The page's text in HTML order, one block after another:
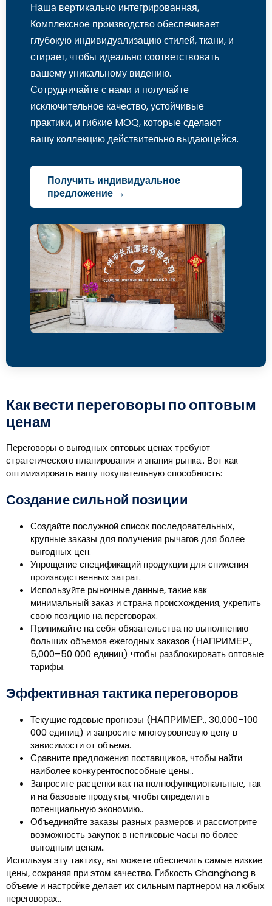
Наша вертикально интегрированная,
Комплексное производство обеспечивает
глубокую индивидуализацию стилей, ткани, и
стирает, чтобы идеально соответствовать
вашему уникальному видению.
Сотрудничайте с нами и получайте
исключительное качество, устойчивые
практики, и гибкие MOQ, которые сделают
вашу коллекцию действительно выдающейся.
Получить индивидуальное
предложение →
Как вести переговоры по оптовым
ценам
Переговоры о выгодных оптовых ценах требуют
стратегического планирования и знания рынка.. Вот как
оптимизировать вашу покупательную способность:
Создание сильной позиции
Создайте послужной список последовательных,
крупные заказы для получения рычагов для более
выгодных цен.
Упрощение спецификаций продукции для снижения
производственных затрат.
Используйте рыночные данные, такие как
минимальный заказ и страна происхождения, укрепить
свою позицию на переговорах.
Принимайте на себя обязательства по выполнению
больших объемов ежегодных заказов (НАПРИМЕР.,
5,000–50 000 единиц) чтобы разблокировать оптовые
тарифы.
Эффективная тактика переговоров
Текущие годовые прогнозы (НАПРИМЕР., 30,000–100
000 единиц) и запросите многоуровневую цену в
зависимости от объема.
Сравните предложения поставщиков, чтобы найти
наиболее конкурентоспособные цены..
Запросите расценки как на полнофункциональные, так
и на базовые продукты, чтобы определить
потенциальную экономию..
Объединяйте заказы разных размеров и рассмотрите
возможность закупок в непиковые часы по более
выгодным ценам..
Используя эту тактику, вы можете обеспечить самые низкие
цены, сохраняя при этом качество. Гибкость Changhong в
объеме и настройке делает их сильным партнером на любых
переговорах..